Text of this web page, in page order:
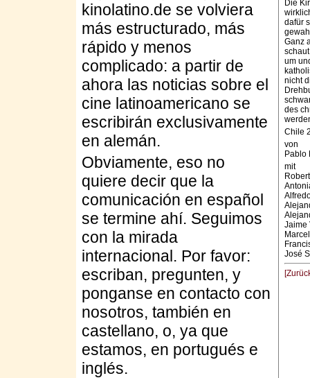
kinolatino.de se volviera
más estructurado, más
rápido y menos
complicado: a partir de
ahora las noticias sobre el
cine latinoamericano se
escribirán exclusivamente
en alemán.
Obviamente, eso no
quiere decir que la
comunicación en español
se termine ahí. Seguimos
con la mirada
internacional. Por favor:
escriban, pregunten, y
ponganse en contacto con
nosotros, también en
castellano, o, ya que
estamos, en portugués e
inglés.
Die
dafür
Ganz
um
nicht
des
Chile
von
Pablo
mit
Jaime
José